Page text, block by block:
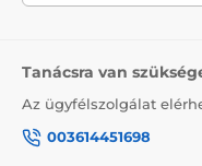
Tanácsra van
Az ügyfélszolgálat
003614451698